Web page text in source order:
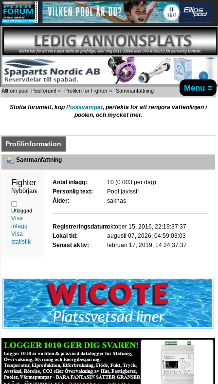
Menu ≡
Allt om pool, Poolforum! » Profilen för Fighter » Sammanfattning
Stötta forumet!, köp Poolsvampar, perfekta för att rengöra vattenlinjen i
poolen, och mycket mer.
Profilinformation
Sammanfattning
Nybörjare
Utloggad
Visa
inlägg
Visa
statistik
Antal inlägg:
10 (0.003 per dag)
Personlig text:
Pool javisst!
Ålder:
saknas
Registreringsdatum:oktober 15, 2016, 22:19:37:37
Lokal tid:
augusti 07, 2026, 04:59:03:03
Senast aktiv:
februari 17, 2019, 14:24:37:37